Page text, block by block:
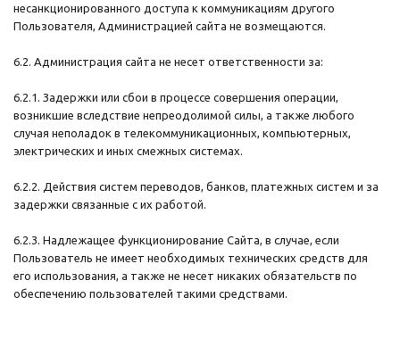
несанкционированного доступа к коммуникациям другого
Пользователя, Администрацией сайта не возмещаются.
6.2. Администрация сайта не несет ответственности за:
6.2.1. Задержки или сбои в процессе совершения операции,
возникшие вследствие непреодолимой силы, а также любого
случая неполадок в телекоммуникационных, компьютерных,
электрических и иных смежных системах.
6.2.2. Действия систем переводов, банков, платежных систем и за
задержки связанные с их работой.
6.2.3. Надлежащее функционирование Сайта, в случае, если
Пользователь не имеет необходимых технических средств для
его использования, а также не несет никаких обязательств по
обеспечению пользователей такими средствами.